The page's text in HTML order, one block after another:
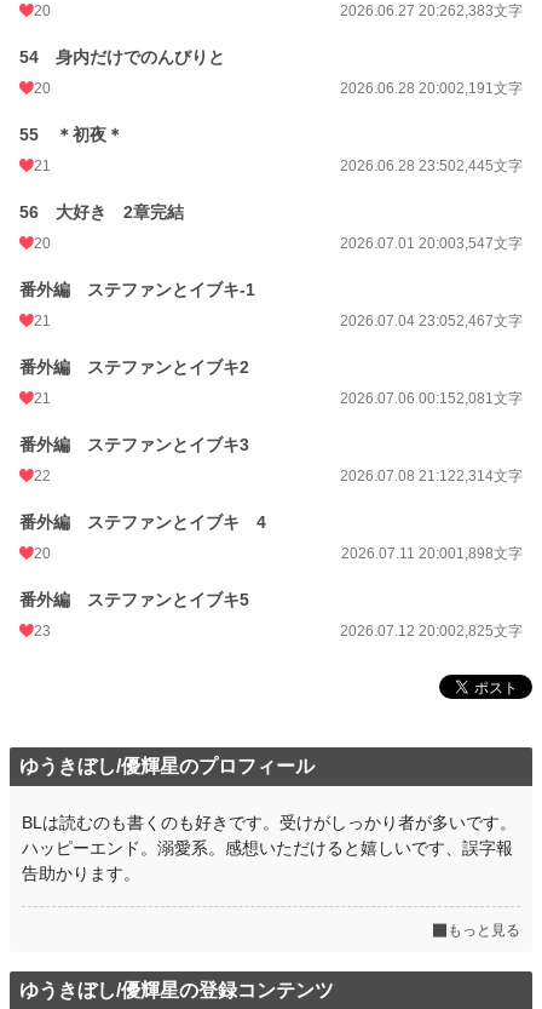
20 2026.06.27 20:262,383文字
54 身内だけでのんびりと
20 2026.06.28 20:002,191文字
55 ＊初夜＊
21 2026.06.28 23:502,445文字
56 大好き 2章完結
20 2026.07.01 20:003,547文字
番外編 ステファンとイブキ-1
21 2026.07.04 23:052,467文字
番外編 ステファンとイブキ2
21 2026.07.06 00:152,081文字
番外編 ステファンとイブキ3
22 2026.07.08 21:122,314文字
番外編 ステファンとイブキ 4
20 2026.07.11 20:001,898文字
番外編 ステファンとイブキ5
23 2026.07.12 20:002,825文字
ゆうきぼし/優輝星のプロフィール
BLは読むのも書くのも好きです。受けがしっかり者が多いです。
ハッピーエンド。溺愛系。感想いただけると嬉しいです、誤字報
告助かります。
もっと見る
ゆうきぼし/優輝星の登録コンテンツ